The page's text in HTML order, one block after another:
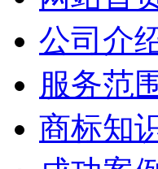
公司介
服务范
商标知